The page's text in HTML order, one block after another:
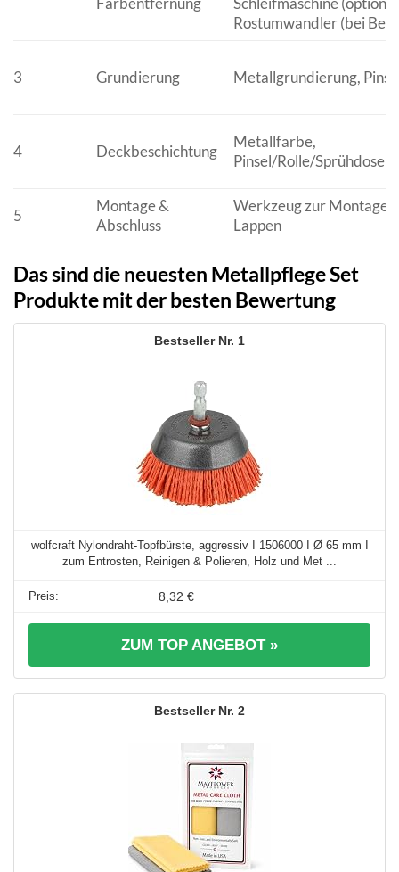
Rostumwandler (bei
3 Grundierung Metallgrundierung,
4 Deckbeschichtung
Metallfarbe,
Pinsel/Rolle/Sprühdose
5
Montage &
Abschluss
Werkzeug zur Montage,
Lappen
Das sind die neuesten Metallpflege Set
Produkte mit der besten Bewertung
1
wolfcraft Nylondraht-Topfbürste, aggressiv I 1506000 I Ø 65 mm I
zum Entrosten, Reinigen & Polieren, Holz und Met ...
8,32 €
ZUM TOP ANGEBOT »
2